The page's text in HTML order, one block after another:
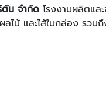
ตัน จำกัด โรงงานผลิตแ
ไม้ และไส้ในกล่อง รว